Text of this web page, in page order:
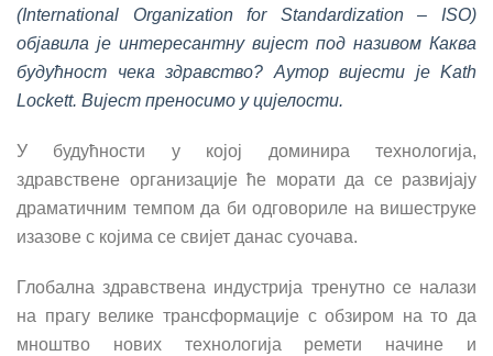
(International Organization for Standardization – ISO)
објавила је интересантну вијест под називом Каква
будућност чека здравство? Аутор вијести је Kath
Lockett. Вијест преносимо у цијелости.
У будућности у којој доминира технологија,
здравствене организације ће морати да се развијају
драматичним темпом да би одговориле на вишеструке
изазове с којима се свијет данас суочава.
Глобална здравствена индустрија тренутно се налази
на прагу велике трансформације с обзиром на то да
мноштво нових технологија ремети начине и